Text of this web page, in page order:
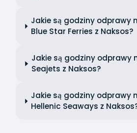
Jakie są godziny odprawy
Blue Star Ferries z Naksos?
Jakie są godziny odprawy
Seajets z Naksos?
Jakie są godziny odprawy
Hellenic Seaways z